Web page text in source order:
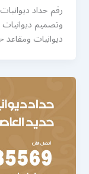
رقم حداد
وتصميم
ديوانيات